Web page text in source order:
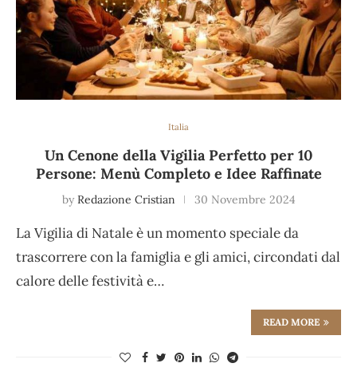
Italia
Un Cenone della Vigilia Perfetto per 10
Persone: Menù Completo e Idee Raffinate
by Redazione Cristian 30 Novembre 2024
La Vigilia di Natale è un momento speciale da
trascorrere con la famiglia e gli amici, circondati dal
calore delle festività e…
READ MORE